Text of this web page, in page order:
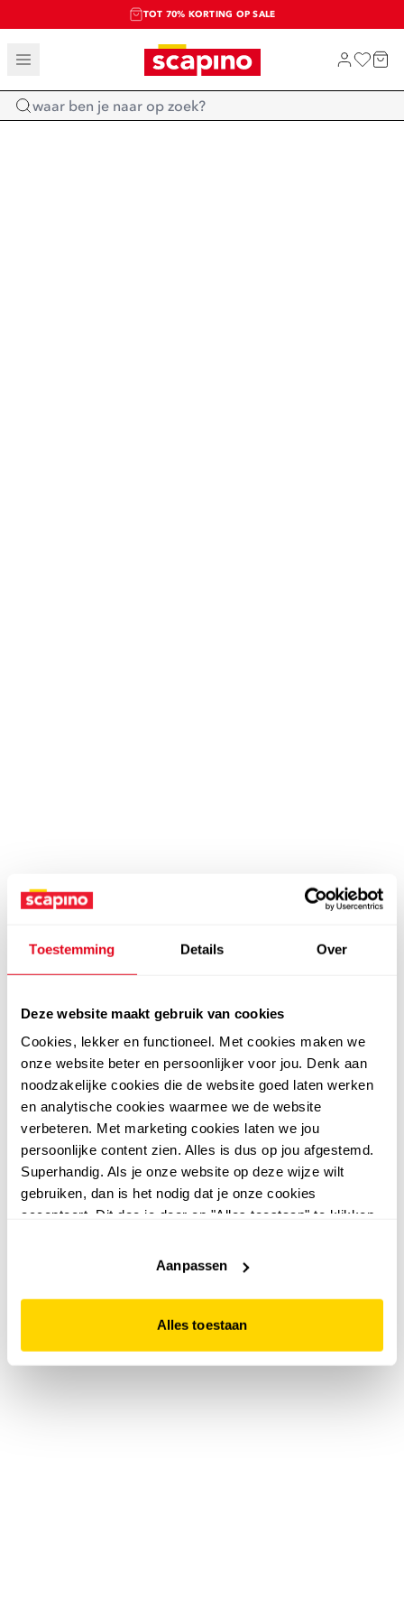
Toestemming Details Over
Deze website maakt gebruik van cookies
Cookies, lekker en functioneel. Met cookies maken we
onze website beter en persoonlijker voor jou. Denk aan
noodzakelijke cookies die de website goed laten werken
en analytische cookies waarmee we de website
verbeteren. Met marketing cookies laten we jou
persoonlijke content zien. Alles is dus op jou afgestemd.
Superhandig. Als je onze website op deze wijze wilt
gebruiken, dan is het nodig dat je onze cookies
accepteert. Dit doe je door op "Alles toestaan" te klikken.
website niet optimaal functioneert.
Aanpassen
Alles toestaan
TOT 70% KORTING OP SALE
SALE: LAATSTE KANS!
SHOP NIEUW
Home